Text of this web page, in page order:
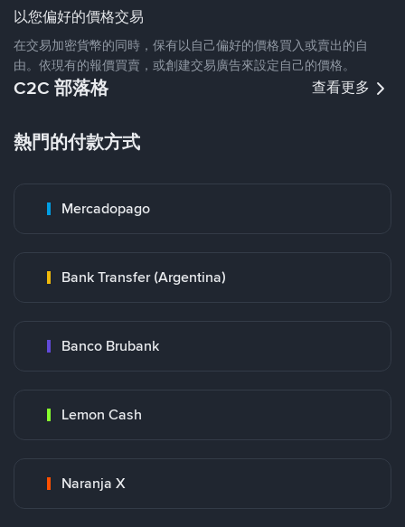
以您偏好的價格交易
在交易加密貨幣的同時，保有以自己偏好的價格買入或賣出的自
由。依現有的報價買賣，或創建交易廣告來設定自己的價格。
C2C 部落格 查看更多
熱門的付款方式
Mercadopago
Bank Transfer (Argentina)
Banco Brubank
Lemon Cash
Naranja X